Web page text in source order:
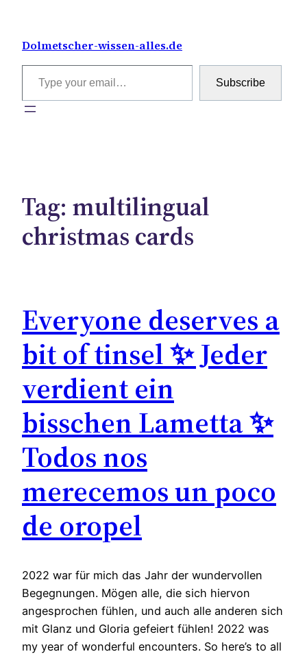
content
Dolmetscher-wissen-alles.de
Type your email…
Subscribe
Tag: multilingual
christmas cards
Everyone deserves a
bit of tinsel ✨ Jeder
verdient ein
bisschen Lametta ✨
Todos nos
merecemos un poco
de oropel
2022 war für mich das Jahr der wundervollen
Begegnungen. Mögen alle, die sich hiervon
angesprochen fühlen, und auch alle anderen sich
mit Glanz und Gloria gefeiert fühlen! 2022 was
my year of wonderful encounters. So here’s to all